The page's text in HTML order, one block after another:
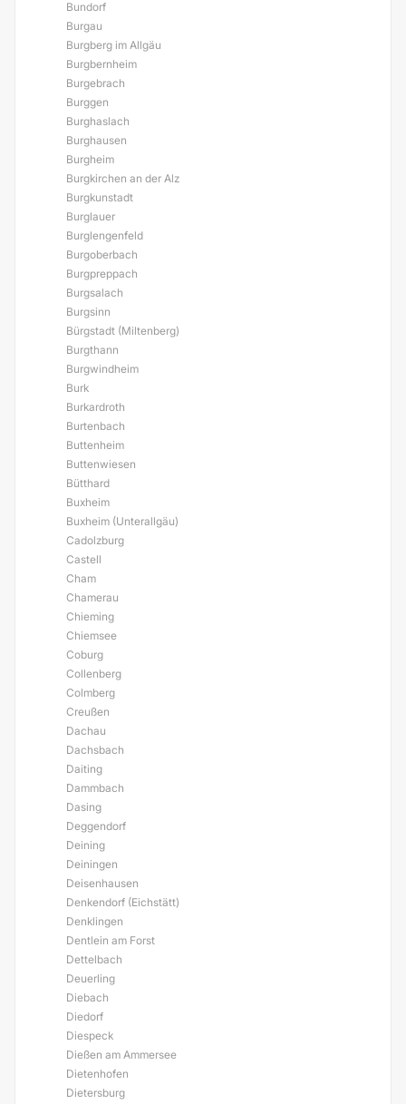
Bundorf
Burgau
Burgberg im Allgäu
Burgbernheim
Burgebrach
Burggen
Burghaslach
Burghausen
Burgheim
Burgkirchen an der Alz
Burgkunstadt
Burglauer
Burglengenfeld
Burgoberbach
Burgpreppach
Burgsalach
Burgsinn
Bürgstadt (Miltenberg)
Burgthann
Burgwindheim
Burk
Burkardroth
Burtenbach
Buttenheim
Buttenwiesen
Bütthard
Buxheim
Buxheim (Unterallgäu)
Cadolzburg
Castell
Cham
Chamerau
Chieming
Chiemsee
Coburg
Collenberg
Colmberg
Creußen
Dachau
Dachsbach
Daiting
Dammbach
Dasing
Deggendorf
Deining
Deiningen
Deisenhausen
Denkendorf (Eichstätt)
Denklingen
Dentlein am Forst
Dettelbach
Deuerling
Diebach
Diedorf
Diespeck
Dießen am Ammersee
Dietenhofen
Dietersburg